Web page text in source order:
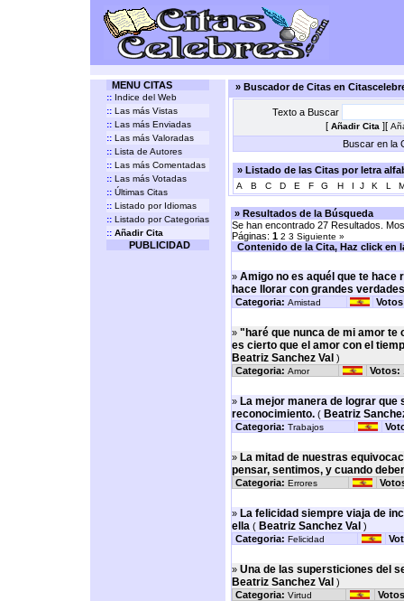
MENU CITAS
:: Indice del Web
:: Las más Vistas
:: Las más Enviadas
:: Las más Valoradas
:: Lista de Autores
:: Las más Comentadas
:: Las más Votadas
:: Últimas Citas
:: Listado por Idiomas
:: Listado por Categorias
:: Añadir Cita
PUBLICIDAD
» Buscador de Citas en
Texto a Buscar
[ Añadir Cita ][
Buscar en la
» Listado de las Citas por letra
A B C D E F G H I J K L
» Resultados de la Búsqueda
Se han encontrado 27 Resultados.
Páginas: 1 2 3 Siguiente »
Contenido de la Cita, Haz click en
» Amigo no es aquél que te hace
hace llorar con grandes
Categoria: Amistad
» "haré que nunca de mi amor te
es cierto que el amor con el
Beatriz Sanchez Val )
Categoria: Amor Votos:
» La mejor manera de lograr
reconocimiento.( Beatriz
Categoria: Trabajos
» La mitad de nuestras
pensar, sentimos, y cuando
Categoria: Errores
» La felicidad siempre viaja de
ella ( Beatriz Sanchez Val )
Categoria: Felicidad
» Una de las supersticiones del
Beatriz Sanchez Val )
Categoria: Virtud